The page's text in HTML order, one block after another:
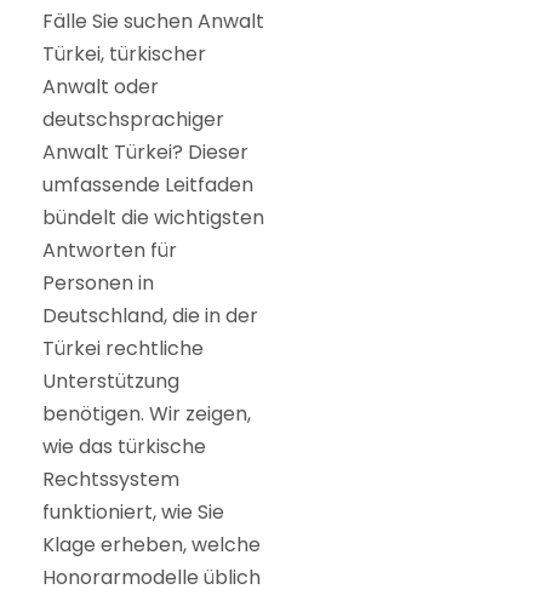
Fälle Sie suchen Anwalt
Türkei, türkischer
Anwalt oder
deutschsprachiger
Anwalt Türkei? Dieser
umfassende Leitfaden
bündelt die wichtigsten
Antworten für
Personen in
Deutschland, die in der
Türkei rechtliche
Unterstützung
benötigen. Wir zeigen,
wie das türkische
Rechtssystem
funktioniert, wie Sie
Klage erheben, welche
Honorarmodelle üblich